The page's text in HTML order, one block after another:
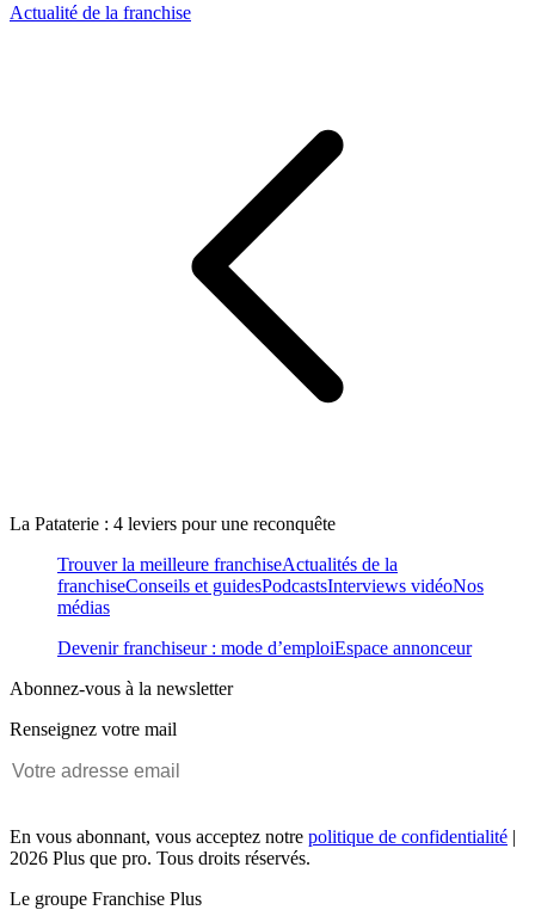
Actualité de la franchise
La Pataterie : 4 leviers pour une reconquête
Trouver la meilleure franchiseActualités de la
franchiseConseils et guidesPodcastsInterviews vidéoNos
médias
Devenir franchiseur : mode d’emploiEspace annonceur
Abonnez-vous à la newsletter
Renseignez votre mail
En vous abonnant, vous acceptez notre politique de confidentialité |
2026 Plus que pro. Tous droits réservés.
Le groupe Franchise Plus